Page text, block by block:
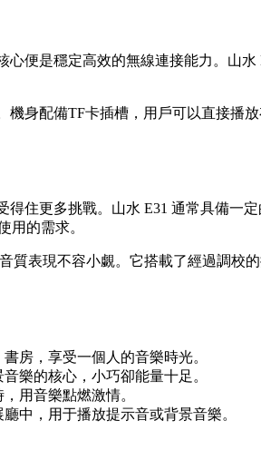
心便是穩定高效的無線連接能力。山
機身配備TF卡插槽，用戶可以直接播
得住更多挑戰。山水 E31 通常具備
用的需求。
質表現不容小覷。它搭載了經過調校
書房，享受一個人的音樂時光。
音樂的核心，小巧卻能量十足。
，用音樂點燃激情。
廳中，用于播放提示音或背景音樂。